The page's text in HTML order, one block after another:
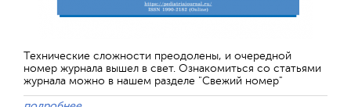
Технические сложности преодолены, и очередной
номер журнала вышел в свет. Ознакомиться со статьями
журнала можно в нашем разделе "Свежий номер"